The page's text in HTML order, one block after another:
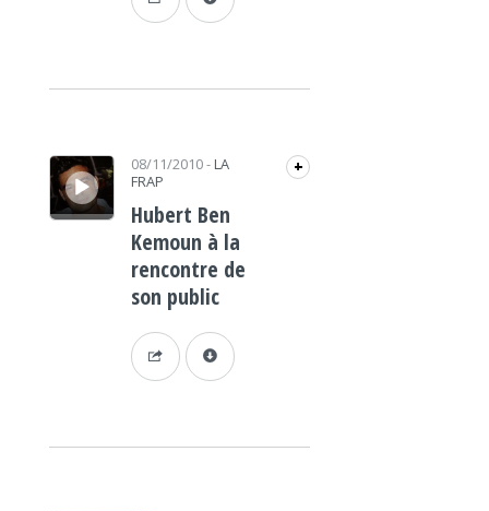
Lecteur audio 08/11/2010- LA
FRAP
+
Hubert Ben
Kemoun à la
rencontre de
son public